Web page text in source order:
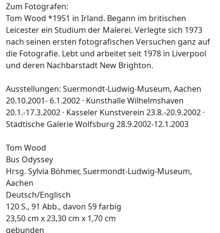
Zum Fotografen:
Tom Wood *1951 in Irland. Begann im britischen
Leicester ein Studium der Malerei. Verlegte sich 1973
nach seinen ersten fotografischen Versuchen ganz auf
die Fotografie. Lebt und arbeitet seit 1978 in Liverpool
und deren Nachbarstadt New Brighton.
Ausstellungen: Suermondt-Ludwig-Museum, Aachen
20.10.2001- 6.1.2002 · Kunsthalle Wilhelmshaven
20.1.-17.3.2002 · Kasseler Kunstverein 23.8.-20.9.2002 ·
Städtische Galerie Wolfsburg 28.9.2002-12.1.2003
Tom Wood
Bus Odyssey
Hrsg. Sylvia Böhmer, Suermondt-Ludwig-Museum,
Aachen
Deutsch/Englisch
120 S., 91 Abb., davon 59 farbig
23,50 cm x 23,30 cm x 1,70 cm
gebunden